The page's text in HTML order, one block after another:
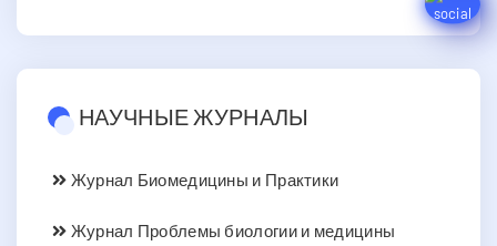
НАУЧНЫЕ ЖУРНАЛЫ
Журнал Биомедицины и Практики
Журнал Проблемы биологии и медицины